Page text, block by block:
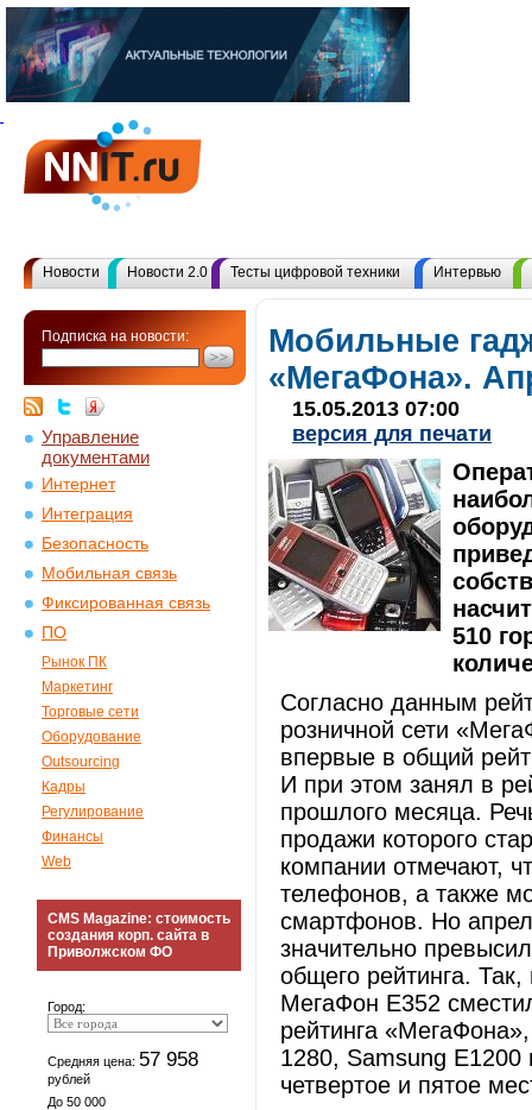
Новости Новости 2.0 Тесты цифровой техники Интервью
Подписка на новости:
Управление
документами
Интернет
Интеграция
Безопасность
Мобильная связь
Фиксированная связь
ПО
Рынок ПК
Маркетинг
Торговые сети
Оборудование
Outsourcing
Кадры
Регулирование
Финансы
Web
CMS Magazine: стоимость
создания корп. сайта в
Приволжском ФО
Город:
Средняя цена: 57 958
рублей
До 50 000
Мобильные
«МегаФона».
15.05.2013 07:00
версия для печати
510
Согласно данным
розничной сети
впервые в общий
И при этом занял в
прошлого месяца.
продажи которого
компании отмечают,
телефонов, а также
смартфонов. Но
значительно
общего рейтинга.
МегаФон Е352
рейтинга
1280, Samsung E1200
четвертое и пятое